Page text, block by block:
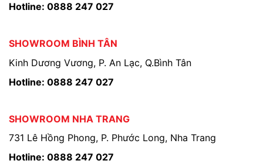
Hotline: 0888 247 027
SHOWROOM BÌNH TÂN
Kinh Dương Vương, P. An Lạc, Q.Bình Tân
Hotline: 0888 247 027
SHOWROOM NHA TRANG
731 Lê Hồng Phong, P. Phước Long, Nha Trang
Hotline: 0888 247 027